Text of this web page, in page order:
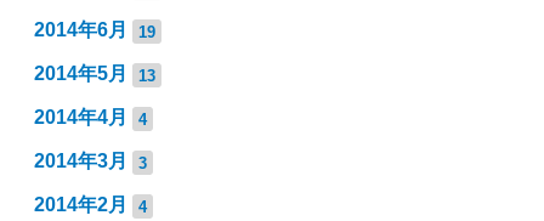
2014年6月 19
2014年5月 13
2014年4月 4
2014年3月 3
2014年2月 4